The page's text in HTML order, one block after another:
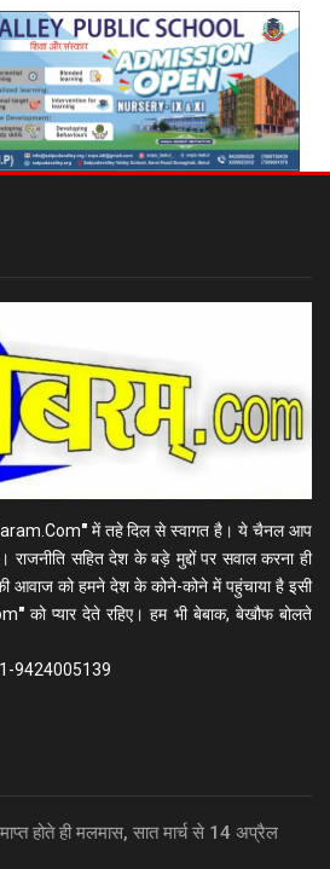
"में तहे दिल से स्वागत है। ये चैनल आप
राजनीति सहित देश के बड़े मुद्दों पर सवाल करना ही
आवाज को हमने देश के कोने-कोने में पहुंचाया है इसी
"को प्यार देते रहिए। हम भी बेबाक, बेखौफ बोलते
9424005139
होते ही मलमास, सात मार्च से 14 अप्रैल